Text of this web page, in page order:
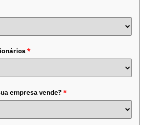
*
empresa vende?*